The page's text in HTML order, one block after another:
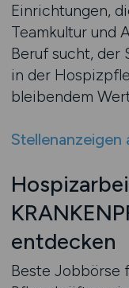
Einrichtungen,
Teamkultur und
Beruf sucht, der
in der
bleibendem
Stellenanzeigen
entdecken
Beste Jobbörse